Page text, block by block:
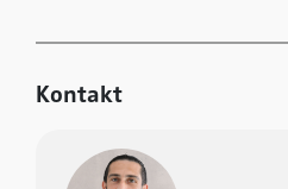
Kontakt